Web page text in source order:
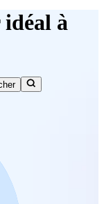
idéal à